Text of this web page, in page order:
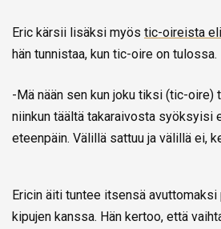
Eric kärsii lisäksi myös tic-oireista
hän tunnistaa, kun tic-oire on tulossa.
-Mä nään sen kun joku tiksi (tic-oire)
niinkun täältä takaraivosta syöksyisi
eteenpäin. Välillä sattuu ja välillä ei,
Ericin äiti tuntee itsensä
kipujen kanssa. Hän kertoo, että